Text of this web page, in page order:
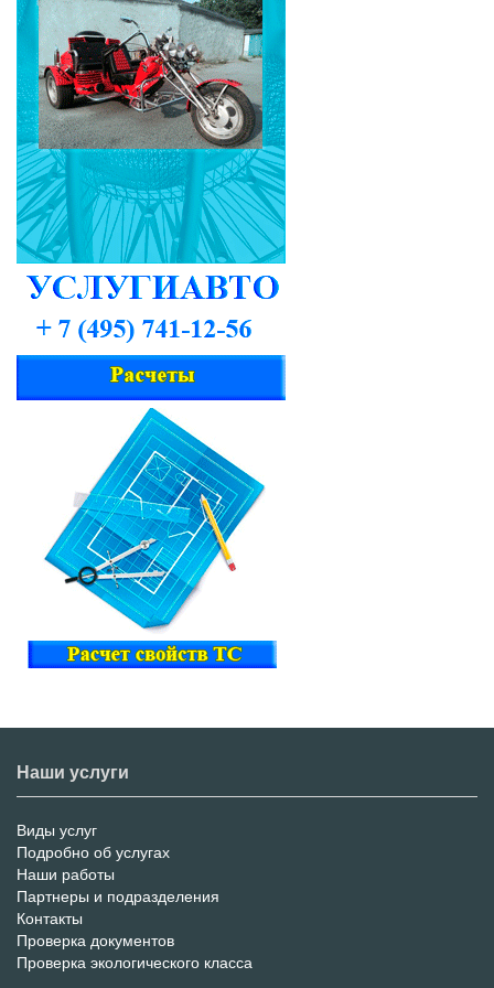
Наши услуги
Меню
услуг
Виды услуг
Подробно об услугах
Наши работы
Партнеры и подразделения
Контакты
Проверка документов
Проверка экологического класса